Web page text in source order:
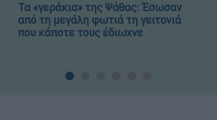
Τα «γεράκια» της Ψάθας: Έσωσαν
από τη μεγάλη φωτιά τη γειτονιά
που κάποτε τους έδιωχνε